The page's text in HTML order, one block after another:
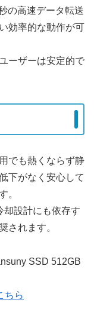
の高速データ転送
効率的な動作が可
ーザーは安定的で
でも熱くならず静
下がなく安心して
。
却設計にも依存す
されます。
SSD 512GB
ちら